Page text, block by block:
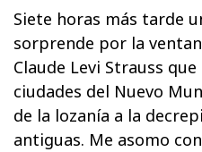
Siete horas más tarde
sorprende por la
Claude Levi Strauss
ciudades del Nuevo
de la lozanía a la
antiguas. Me asomo